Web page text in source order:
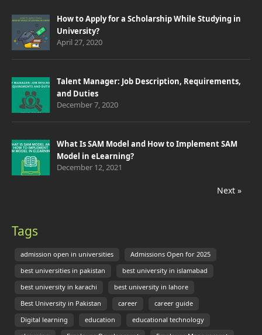
How to Apply for a Scholarship While Studying in
University?
April 27, 2020
Talent Manager: Job Description, Requirements,
and Duties
December 7, 2020
What Is SAM Model and How to Implement SAM
Model in eLearning?
December 12, 2021
Next »
Tags
admission open in universities Admissions Open for 2025
best universities in pakistan best university in islamabad
best university in karachi best university in lahore
Best University in Pakistan career career guide
Digital learning education educational technology